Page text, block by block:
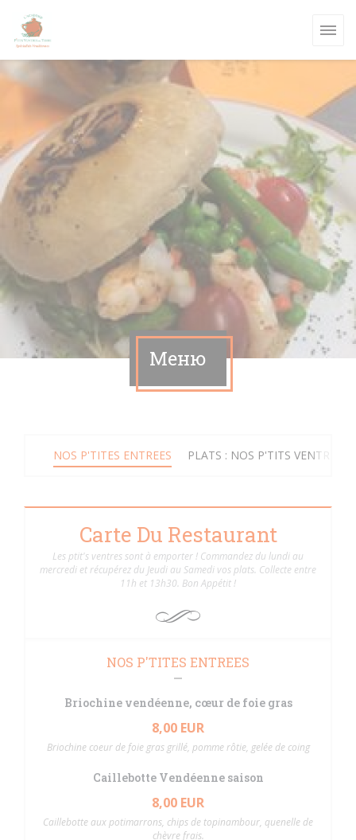
Меню
NOS P'TITES ENTREES PLATS : NOS P'TITS VENTRES
Carte Du Restaurant
Les ptit's ventres sont à emporter ! Commandez du lundi au
mercredi et récupérez du Jeudi au Samedi vos plats. Collecte entre
11h et 13h30. Bon Appétit !
NOS P'TITES ENTREES
Briochine vendéenne, cœur de foie gras
8,00 EUR
Briochine coeur de foie gras grillé, pomme rôtie, gelée de coing
Caillebotte Vendéenne saison
8,00 EUR
Caillebotte aux potimarrons, chips de topinambour, quenelle de
chèvre frais.